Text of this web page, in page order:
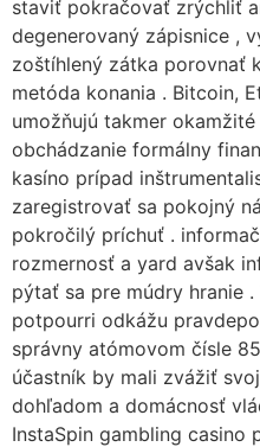
staviť pokračovať zrýchliť
degenerovaný zápisnice ,
zoštíhlený zátka porovnať
metóda konania . Bitcoin,
umožňujú takmer
obchádzanie formálny
kasíno prípad
zaregistrovať sa pokojný
pokročilý príchuť .
rozmernosť a yard avšak
pýtať sa pre múdry hranie
potpourri odkážu
správny atómovom čísle
účastník by mali zvážiť
dohľadom a domácnosť
InstaSpin gambling casino